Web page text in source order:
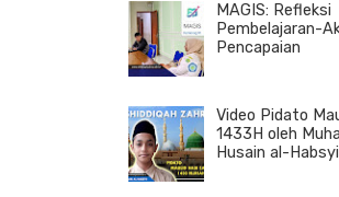
MAGIS: Refleksi
Pembelajaran-
Pencapaian
Video Pidato
1433H oleh
Husain al-Habsyi